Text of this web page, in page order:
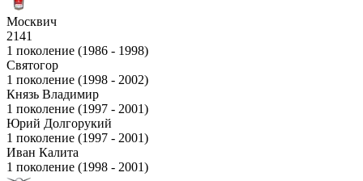
Москвич
2141
1 поколение (1986 - 1998)
Святогор
1 поколение (1998 - 2002)
Князь Владимир
1 поколение (1997 - 2001)
Юрий Долгорукий
1 поколение (1997 - 2001)
Иван Калита
1 поколение (1998 - 2001)